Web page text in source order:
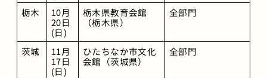
栃木
10月
20日
(日)
栃木県教育会館
（栃木県）
全部門
茨城
11月
17日
(日)
ひたちなか市文化
会館（茨城県）
全部門